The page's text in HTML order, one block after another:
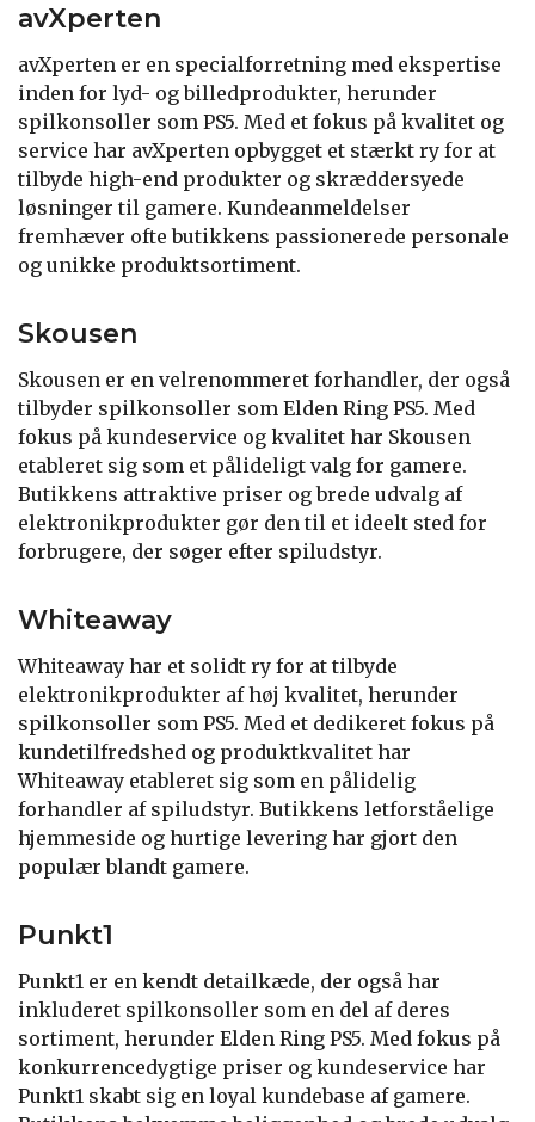
avXperten
avXperten er en specialforretning med ekspertise
inden for lyd- og billedprodukter, herunder
spilkonsoller som PS5. Med et fokus på kvalitet og
service har avXperten opbygget et stærkt ry for at
tilbyde high-end produkter og skræddersyede
løsninger til gamere. Kundeanmeldelser
fremhæver ofte butikkens passionerede personale
og unikke produktsortiment.
Skousen
Skousen er en velrenommeret forhandler, der også
tilbyder spilkonsoller som Elden Ring PS5. Med
fokus på kundeservice og kvalitet har Skousen
etableret sig som et pålideligt valg for gamere.
Butikkens attraktive priser og brede udvalg af
elektronikprodukter gør den til et ideelt sted for
forbrugere, der søger efter spiludstyr.
Whiteaway
Whiteaway har et solidt ry for at tilbyde
elektronikprodukter af høj kvalitet, herunder
spilkonsoller som PS5. Med et dedikeret fokus på
kundetilfredshed og produktkvalitet har
Whiteaway etableret sig som en pålidelig
forhandler af spiludstyr. Butikkens letforståelige
hjemmeside og hurtige levering har gjort den
populær blandt gamere.
Punkt1
Punkt1 er en kendt detailkæde, der også har
inkluderet spilkonsoller som en del af deres
sortiment, herunder Elden Ring PS5. Med fokus på
konkurrencedygtige priser og kundeservice har
Punkt1 skabt sig en loyal kundebase af gamere.